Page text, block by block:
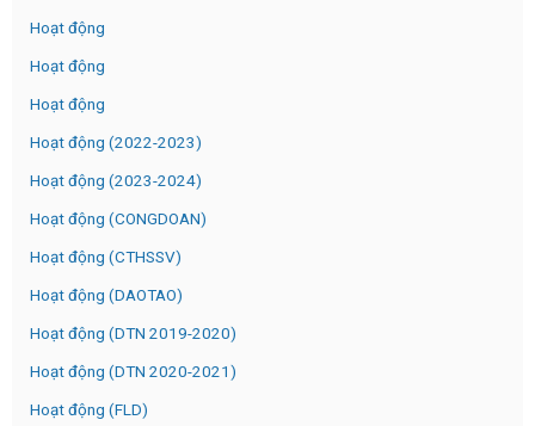
Hoạt động
Hoạt động
Hoạt động
Hoạt động (2022-2023)
Hoạt động (2023-2024)
Hoạt động (CONGDOAN)
Hoạt động (CTHSSV)
Hoạt động (DAOTAO)
Hoạt động (DTN 2019-2020)
Hoạt động (DTN 2020-2021)
Hoạt động (FLD)